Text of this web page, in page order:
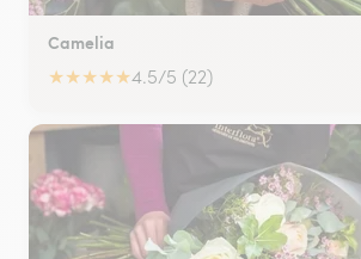
Camelia
★★★★★4.5/5 (22)